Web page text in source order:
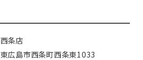
西条店
東広島市西条町西条東1033